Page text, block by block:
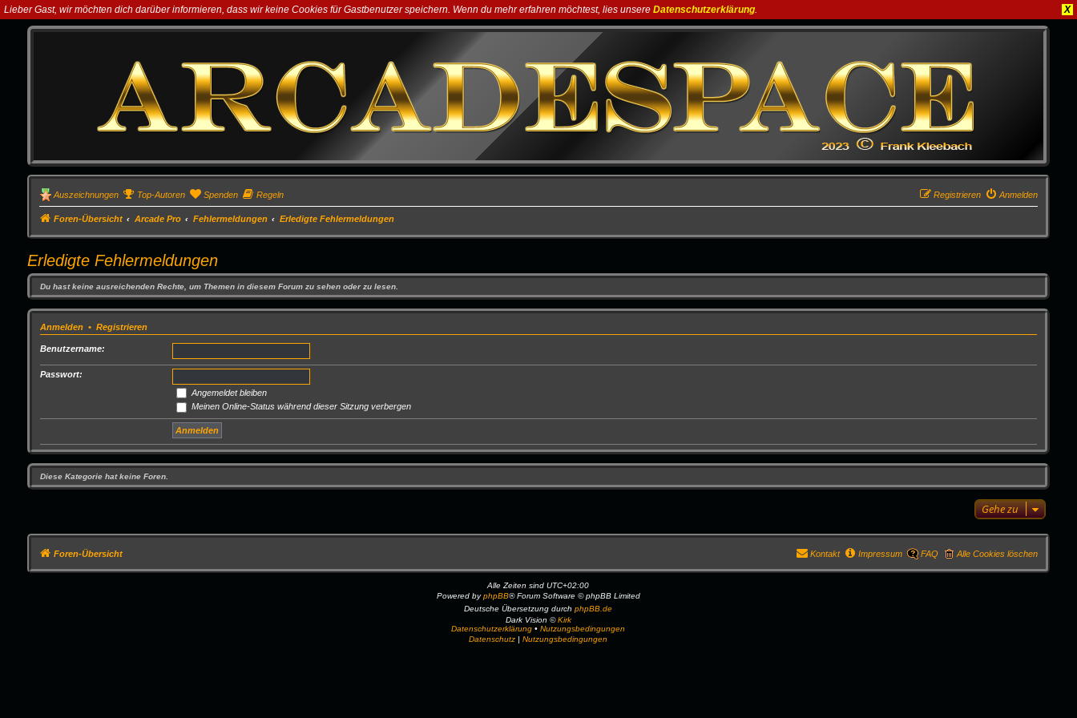
Lieber Gast, wir möchten dich darüber informieren, dass wir keine Cookies für Gastbenutzer speichern. Wenn du mehr erfahren möchtest, lies unsere Datenschutzerklärung. X
Auszeichnungen Top-Autoren Spenden Regeln Anmelden
Registrieren
Foren-Übersicht Arcade Pro Fehlermeldungen Erledigte Fehlermeldungen
Erledigte Fehlermeldungen
Du hast keine ausreichenden Rechte, um Themen in diesem Forum zu sehen oder zu lesen.
Anmelden• Registrieren
Benutzername:
Passwort:
Angemeldet bleiben
Meinen Online-Status während dieser Sitzung verbergen
Diese Kategorie hat keine Foren.
Gehe zu
Foren-Übersicht Alle Cookies löschen
FAQ
Impressum
Kontakt
Alle Zeiten sindUTC+02:00
Powered byphpBB® Forum Software © phpBB Limited
Deutsche Übersetzung durchphpBB.de
Dark Vision ©Kirk
Datenschutzerklärung •Nutzungsbedingungen
Datenschutz |Nutzungsbedingungen